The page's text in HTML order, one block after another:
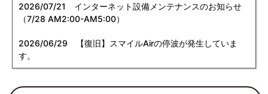
2026/07/21
インターネット設備メンテナンスのお知らせ
（7/28 AM2:00-AM5:00）
2026/06/29 【復旧】スマイルAirの停波が発生していま
す。